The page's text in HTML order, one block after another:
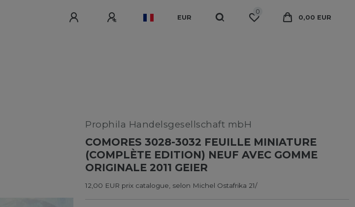
EUR
0
0,00 EUR
Prophila Handelsgesellschaft mbH
COMORES 3028-3032 FEUILLE MINIATURE
(COMPLÈTE EDITION) NEUF AVEC GOMME
ORIGINALE 2011 GEIER
12,00 EUR prix catalogue, selon Michel Ostafrika 21/